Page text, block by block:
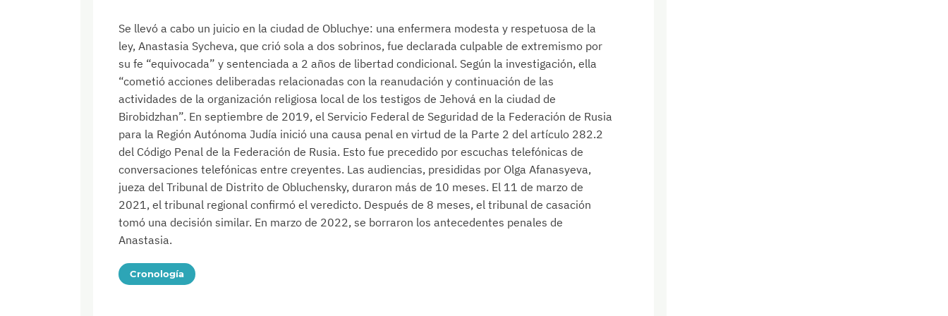
Se llevó a cabo un juicio en la ciudad de Obluchye: una enfermera modesta y respetuosa de la
ley, Anastasia Sycheva, que crió sola a dos sobrinos, fue declarada culpable de extremismo por
su fe “equivocada” y sentenciada a 2 años de libertad condicional. Según la investigación, ella
“cometió acciones deliberadas relacionadas con la reanudación y continuación de las
actividades de la organización religiosa local de los testigos de Jehová en la ciudad de
Birobidzhan”. En septiembre de 2019, el Servicio Federal de Seguridad de la Federación de Rusia
para la Región Autónoma Judía inició una causa penal en virtud de la Parte 2 del artículo 282.2
del Código Penal de la Federación de Rusia. Esto fue precedido por escuchas telefónicas de
conversaciones telefónicas entre creyentes. Las audiencias, presididas por Olga Afanasyeva,
jueza del Tribunal de Distrito de Obluchensky, duraron más de 10 meses. El 11 de marzo de
2021, el tribunal regional confirmó el veredicto. Después de 8 meses, el tribunal de casación
tomó una decisión similar. En marzo de 2022, se borraron los antecedentes penales de
Anastasia.
Cronología